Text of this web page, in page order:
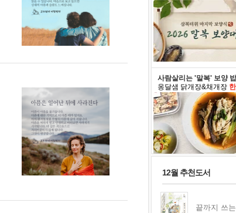
사람살리는 '말복' 보양
옹달샘 닭개장&채개장
12월 추천도서
끝까지 쓰